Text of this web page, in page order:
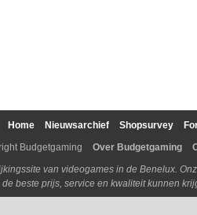
Home Nieuwsarchief Shopsurvey
Budgetgaming
Over Budgetgaming
van videogames in de Benelux.
beste prijs, service en kwaliteit kunnen